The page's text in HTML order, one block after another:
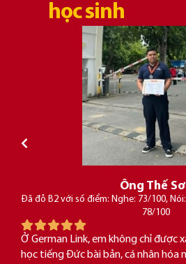
học sinh
Ông Thế
Đã đỗ B2 với số điểm: Nghe: 73/100,
78/100
Ở German Link, em không chỉ được
học tiếng Đức bài bản, cá nhân hóa